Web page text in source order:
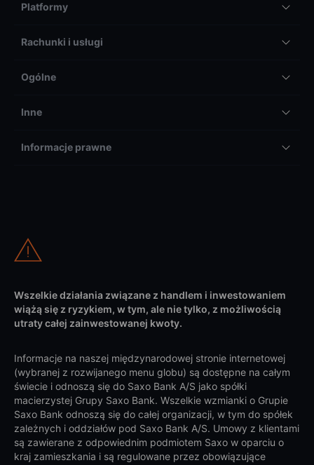
Platformy
Rachunki i usługi
Ogólne
Inne
Informacje prawne
Wszelkie działania związane z handlem i inwestowaniem
wiążą się z ryzykiem, w tym, ale nie tylko, z możliwością
utraty całej zainwestowanej kwoty.
Informacje na naszej międzynarodowej stronie internetowej
(wybranej z rozwijanego menu globu) są dostępne na całym
świecie i odnoszą się do Saxo Bank A/S jako spółki
macierzystej Grupy Saxo Bank. Wszelkie wzmianki o Grupie
Saxo Bank odnoszą się do całej organizacji, w tym do spółek
zależnych i oddziałów pod Saxo Bank A/S. Umowy z klientami
są zawierane z odpowiednim podmiotem Saxo w oparciu o
kraj zamieszkania i są regulowane przez obowiązujące